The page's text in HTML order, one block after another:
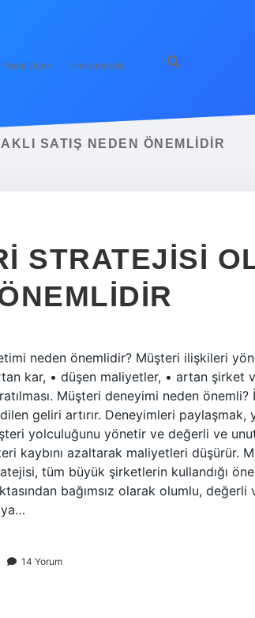
Yasal Uyarı Hakkımızda
SATIŞ NEDEN ÖNEMLIDIR
STRATEJISI
neden önemlidir? Müşteri ilişkileri
kar, • düşen maliyetler, • artan şirket
Müşteri deneyimi neden
geliri artırır. Deneyimleri paylaşmak,
yolculuğunu yönetir ve değerli ve
kaybını azaltarak maliyetleri düşürür.
tüm büyük şirketlerin kullandığı
bağımsız olarak olumlu,
14 Yorum